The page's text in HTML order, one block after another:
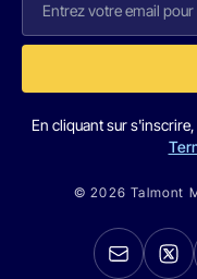
En cliquant sur
© 2026 Talmont